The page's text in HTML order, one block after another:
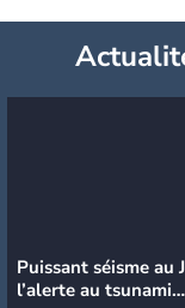
Puissant séisme au
l’alerte au tsunami